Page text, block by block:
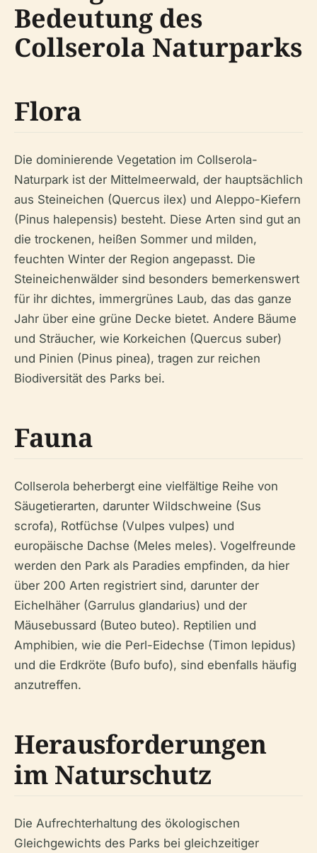
Bedeutung des
Collserola Naturparks
Flora
Die dominierende Vegetation im Collserola-
Naturpark ist der Mittelmeerwald, der hauptsächlich
aus Steineichen (Quercus ilex) und Aleppo-Kiefern
(Pinus halepensis) besteht. Diese Arten sind gut an
die trockenen, heißen Sommer und milden,
feuchten Winter der Region angepasst. Die
Steineichenwälder sind besonders bemerkenswert
für ihr dichtes, immergrünes Laub, das das ganze
Jahr über eine grüne Decke bietet. Andere Bäume
und Sträucher, wie Korkeichen (Quercus suber)
und Pinien (Pinus pinea), tragen zur reichen
Biodiversität des Parks bei.
Fauna
Collserola beherbergt eine vielfältige Reihe von
Säugetierarten, darunter Wildschweine (Sus
scrofa), Rotfüchse (Vulpes vulpes) und
europäische Dachse (Meles meles). Vogelfreunde
werden den Park als Paradies empfinden, da hier
über 200 Arten registriert sind, darunter der
Eichelhäher (Garrulus glandarius) und der
Mäusebussard (Buteo buteo). Reptilien und
Amphibien, wie die Perl-Eidechse (Timon lepidus)
und die Erdkröte (Bufo bufo), sind ebenfalls häufig
anzutreffen.
Herausforderungen
im Naturschutz
Die Aufrechterhaltung des ökologischen
Gleichgewichts des Parks bei gleichzeitiger